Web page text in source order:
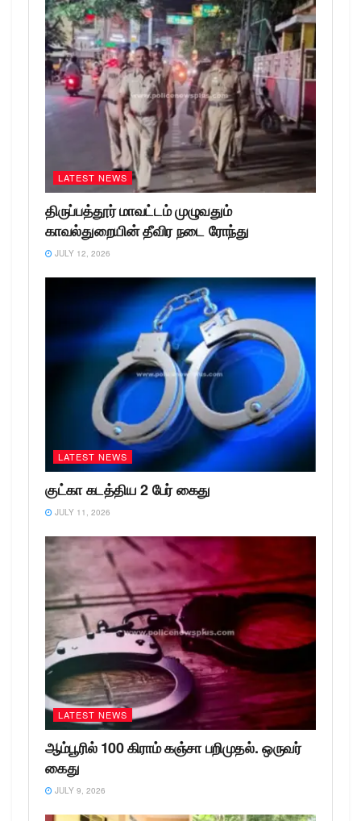
LATEST NEWS
திருப்பத்தூர் மாவட்டம் முழுவதும்
காவல்துறையின் தீவிர நடை ரோந்து
JULY 12, 2026
LATEST NEWS
குட்கா கடத்திய 2 பேர் கைது
JULY 11, 2026
LATEST NEWS
ஆம்பூரில் 100 கிராம் கஞ்சா பறிமுதல். ஒருவர்
கைது
JULY 9, 2026